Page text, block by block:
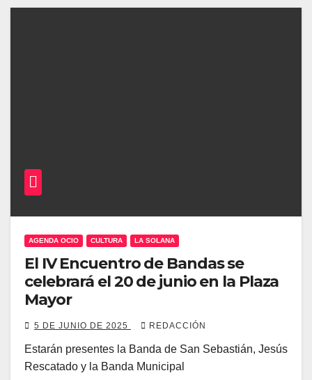
AGENDA OCIO CULTURA LA SOLANA
El IV Encuentro de Bandas se
celebrará el 20 de junio en la Plaza
Mayor
5 DE JUNIO DE 2025 REDACCIÓN
Estarán presentes la Banda de San Sebastián, Jesús
Rescatado y la Banda Municipal